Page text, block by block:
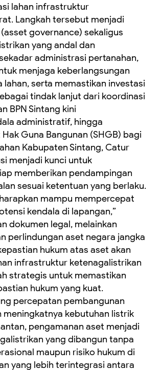
lahan infrastruktur
Langkah tersebut menjadi
governance) sekaligus
yang andal dan
administrasi pertanahan,
menjaga keberlangsungan
serta memastikan investasi
tindak lanjut dari koordinasi
BPN Sintang kini
administratif, hingga
Guna Bangunan (SHGB) bagi
Kabupaten Sintang, Catur
menjadi kunci untuk
memberikan pendampingan
sesuai ketentuan yang berlaku.
mampu mempercepat
kendala di lapangan,”
dokumen legal, melainkan
perlindungan aset negara jangka
hukum atas aset akan
infrastruktur ketenagalistrikan
strategis untuk memastikan
hukum yang kuat.
percepatan pembangunan
meningkatnya kebutuhan listrik
pengamanan aset menjadi
yang dibangun tanpa
maupun risiko hukum di
yang lebih terintegrasi antara